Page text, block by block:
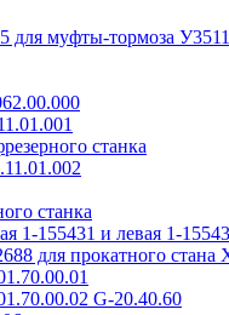
для муфты-тормоза
станка
станка
1-155431 и левая 1-
для прокатного стана
G-20.40.60